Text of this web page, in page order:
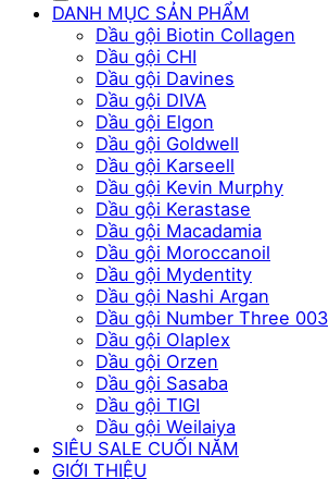
DANH MỤC SẢN PHẨM
Dầu gội Biotin Collagen
Dầu gội CHI
Dầu gội Davines
Dầu gội DIVA
Dầu gội Elgon
Dầu gội Goldwell
Dầu gội Karseell
Dầu gội Kevin Murphy
Dầu gội Kerastase
Dầu gội Macadamia
Dầu gội Moroccanoil
Dầu gội Mydentity
Dầu gội Nashi Argan
Dầu gội Number Three 003
Dầu gội Olaplex
Dầu gội Orzen
Dầu gội Sasaba
Dầu gội TIGI
Dầu gội Weilaiya
SIÊU SALE CUỐI NĂM
GIỚI THIỆU